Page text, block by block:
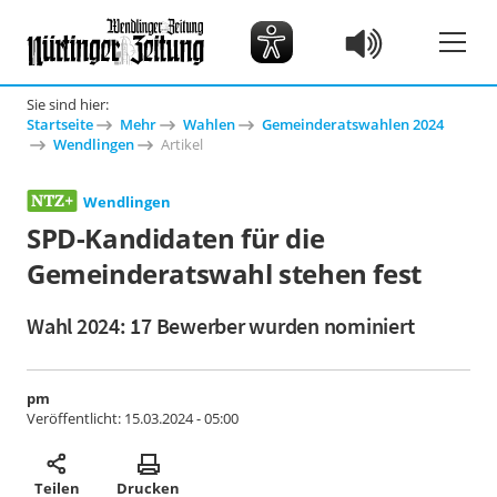
Sie sind hier:
Startseite
Mehr Wahlen
Gemeinderatswahlen 2024
Wendlingen
Artikel
Wendlingen
SPD-Kandidaten für die
Gemeinderatswahl stehen fest
Wahl 2024: 17 Bewerber wurden nominiert
pm
Veröffentlicht: 15.03.2024 - 05:00
Teilen Drucken